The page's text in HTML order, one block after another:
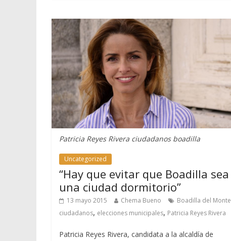
Patricia Reyes Rivera ciudadanos boadilla
Uncategorized
“Hay que evitar que Boadilla sea
una ciudad dormitorio”
13 mayo 2015 Chema Bueno Boadilla del Monte
ciudadanos, elecciones municipales, Patricia Reyes Rivera
Patricia Reyes Rivera, candidata a la alcaldía de